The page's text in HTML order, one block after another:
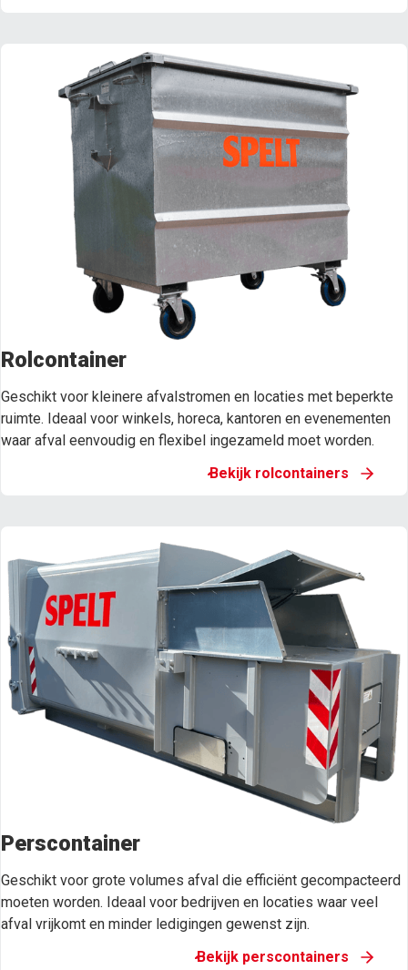
Rolcontainer
Geschikt voor kleinere afvalstromen en locaties met beperkte
ruimte. Ideaal voor winkels, horeca, kantoren en evenementen
waar afval eenvoudig en flexibel ingezameld moet worden.
Bekijk rolcontainers
Perscontainer
Geschikt voor grote volumes afval die efficiënt gecompacteerd
moeten worden. Ideaal voor bedrijven en locaties waar veel
afval vrijkomt en minder ledigingen gewenst zijn.
Bekijk perscontainers